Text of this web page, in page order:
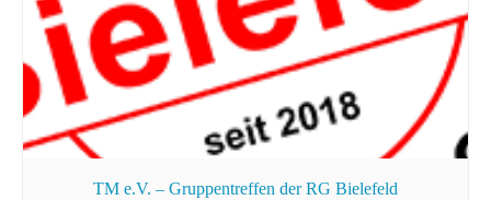
TM e.V. – Gruppentreffen der RG Bielefeld